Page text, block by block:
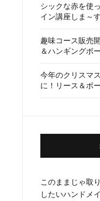
シックな赤を使
イン講座しま～す
趣味コース販売
＆ハンギングボ
今年のクリスマ
に！リース＆ボ
このままじゃ取
したいハンドメ